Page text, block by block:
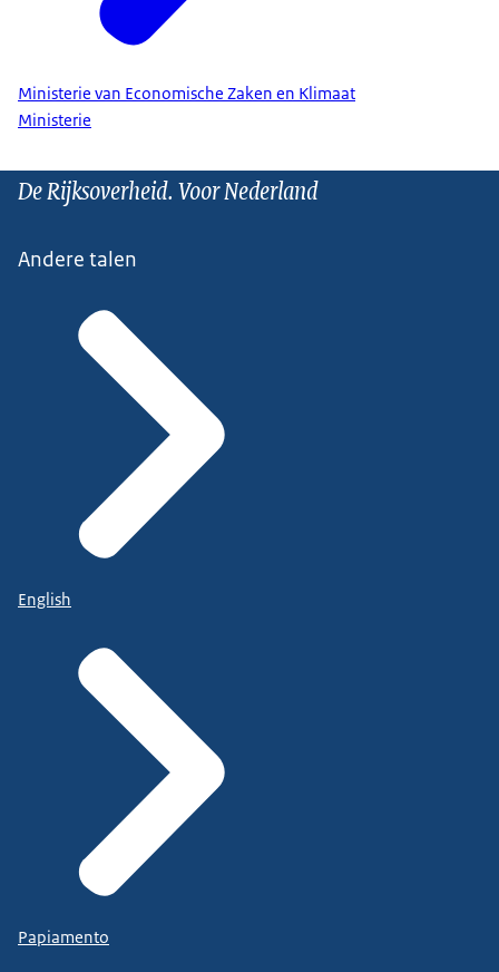
Ministerie van Economische Zaken en Klimaat
Ministerie
De Rijksoverheid. Voor Nederland
Andere talen
English
Papiamento